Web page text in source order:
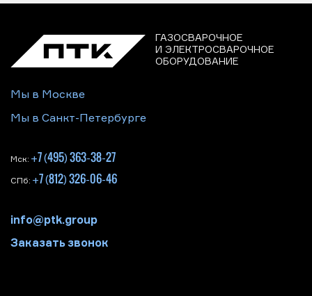
ГАЗОСВАРОЧНОЕ
И ЭЛЕКТРОСВАРОЧНОЕ
ОБОРУДОВАНИЕ
Мы в Москве
Мы в Санкт-Петербурге
Мск: +7 (495) 363-38-27
СПб: +7 (812) 326-06-46
info@ptk.group
Заказать звонок